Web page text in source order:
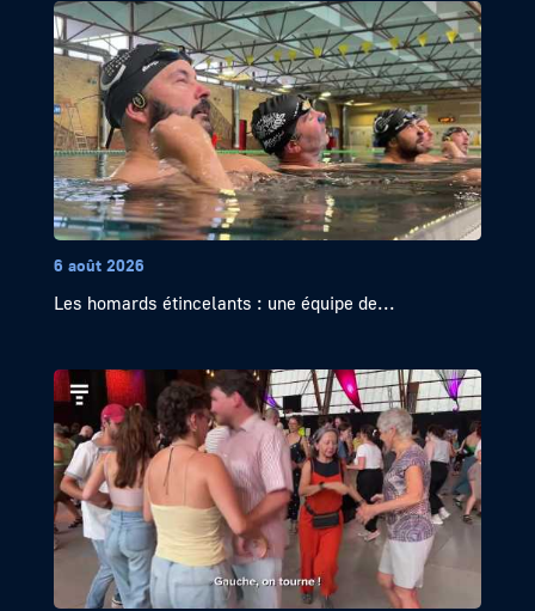
6 août 2026
Les homards étincelants : une équipe de...